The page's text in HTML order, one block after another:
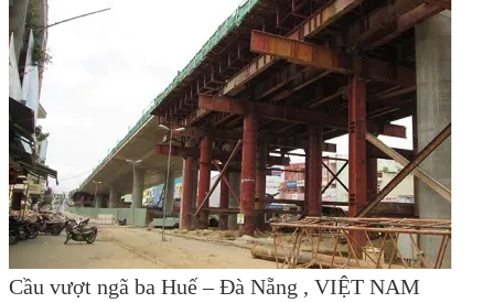
Cầu vượt ngã ba Huế – Đà Nẵng , VIỆT NAM